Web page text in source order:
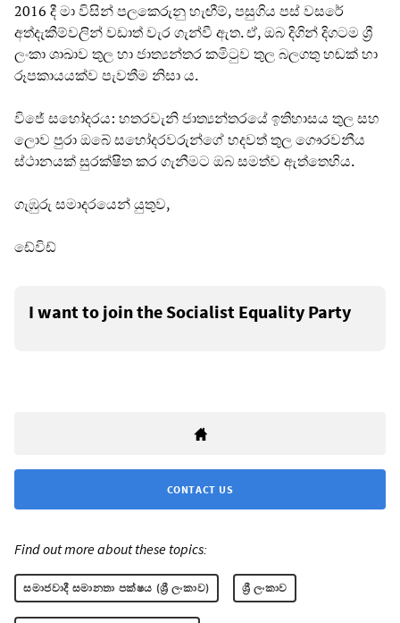
2016 දී මා විසින් පලකෙරුනු හැඟීම්, පසුගිය පස් වසරේ
අත්දැකීම්වලින් වඩාත් වැර ගැන්වී ඇත. ඒ, ඔබ දිගින් දිගටම ශ්‍රී
ලංකා ශාඛාව තුල හා ජාත්‍යන්තර කමිටුව තුල බලගතු හඬක් හා
රූපකායයක්ව පැවතීම නිසා ය.
විජේ සහෝදරය: හතරවැනි ජාත්‍යන්තරයේ ඉතිහාසය තුල සහ
ලොව පුරා ඔබේ සහෝදරවරුන්ගේ හදවත් තුල ගෞරවනීය
ස්ථානයක් සුරක්ෂිත කර ගැනීමට ඔබ සමත්ව ඇත්තෙහිය.
ගැඹුරු සමාදරයෙන් යුතුව,
ඩේවිඩ්
I want to join the Socialist Equality Party
CONTACT US
Find out more about these topics:
සමාජවාදී සමානතා පක්ෂය (ශ්‍රී ලංකාව) ශ්‍රී ලංකාව